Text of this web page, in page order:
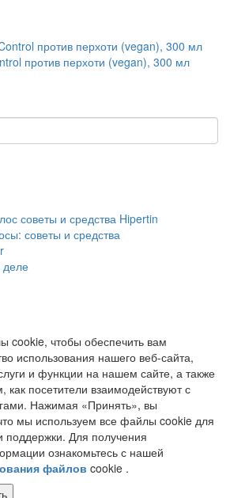
против перхоти (vegan), 300 мл
советы и средства
деле
cookie, чтобы обеспечить вам
использования нашего веб-сайта,
и функции на нашем сайте, а также
как посетители взаимодействуют с
Нажимая «Принять», вы
мы используем все файлы cookie для
поддержки. Для получения
ознакомьтесь с нашей
файлов cookie .